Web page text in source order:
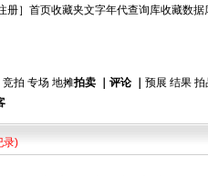
册］ 收藏数据
文字年代查询库
收藏夹
首页
竞拍 专场 地摊拍卖 预展 结果 拍
评论｜
录)